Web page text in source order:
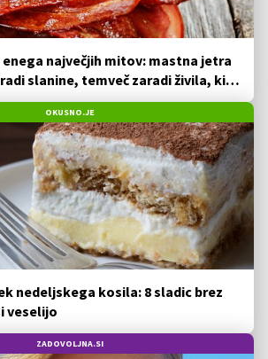
največjih mitov: mastna jetra
slanine, temveč zaradi živila, ki
OKUSNO.JE
nedeljskega kosila: 8 sladic brez
veselijo
ZADOVOLJNA.SI